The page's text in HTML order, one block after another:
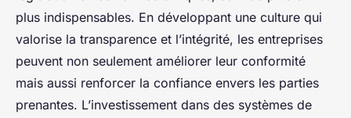
plus indispensables. En développant une culture qui
valorise la transparence et l’intégrité, les entreprises
peuvent non seulement améliorer leur conformité
mais aussi renforcer la confiance envers les parties
prenantes. L’investissement dans des systèmes de